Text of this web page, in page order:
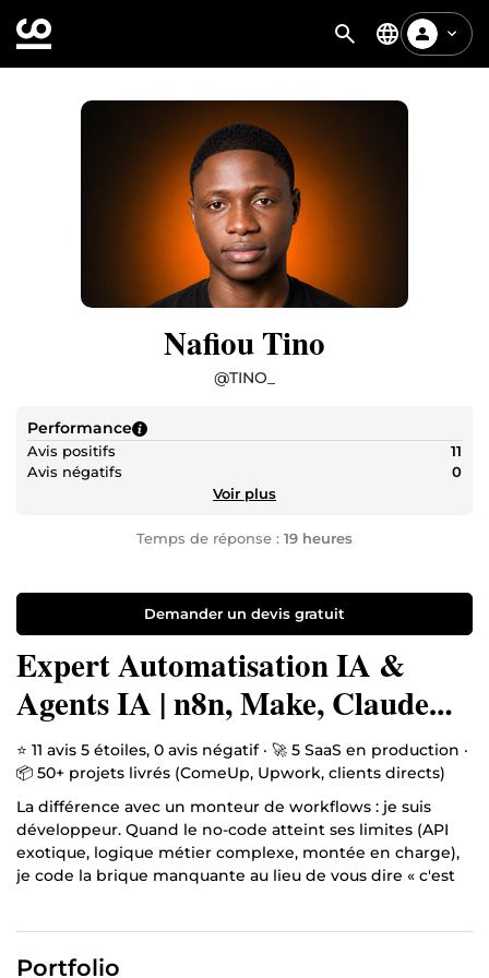
Nafiou Tino
@TINO_
Performance
Avis positifs
11
Avis négatifs
0
Voir plus
Temps de réponse : 19 heures
Demander un devis gratuit
Expert Automatisation IA &
Agents IA | n8n, Make, Claude
Code | Chatbots & SaaS
⭐ 11 avis 5 étoiles, 0 avis négatif · 🚀 5 SaaS en production ·
📦 50+ projets livrés (ComeUp, Upwork, clients directs)
La différence avec un monteur de workflows : je suis
développeur. Quand le no-code atteint ses limites (API
exotique, logique métier complexe, montée en charge),
je code la brique manquante au lieu de vous dire « c'est
Portfolio